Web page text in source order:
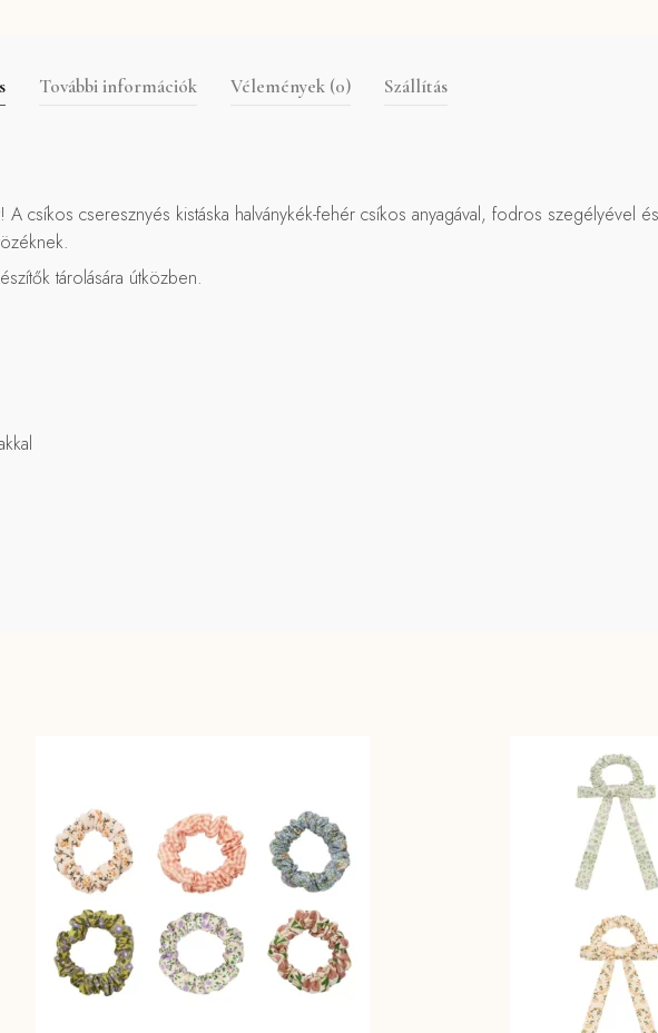
További információk Vélemények (0) Szállítás
csíkos cseresznyés kistáska halványkék-fehér csíkos anyagával, fodros szegélyével
tárolására útközben.